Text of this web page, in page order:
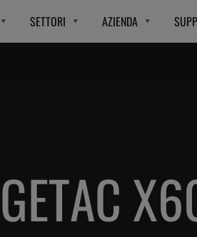
SETTORI AZIENDA
GETAC